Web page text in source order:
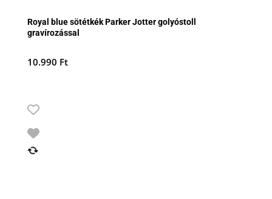
Royal blue sötétkék Parker Jotter golyóstoll
gravírozással
10.990 Ft